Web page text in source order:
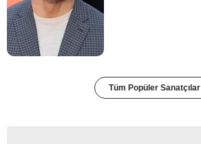
Tüm Popüler Sanatçılar